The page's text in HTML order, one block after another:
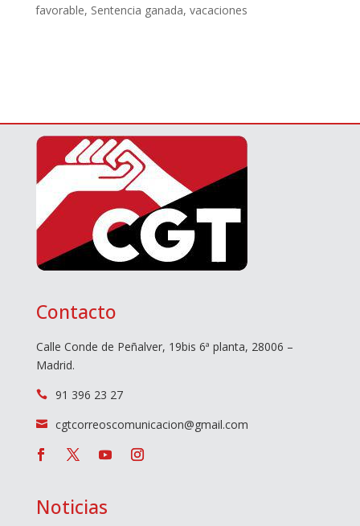
favorable, Sentencia ganada, vacaciones
Contacto
Calle Conde de Peñalver, 19bis 6ª planta, 28006 –
Madrid.
 91 396 23 27
 cgtcorreoscomunicacion@gmail.com
Noticias